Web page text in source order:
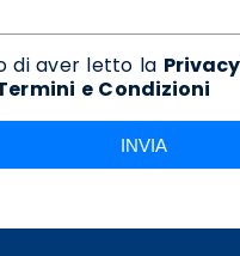
di aver letto la
e Condizioni
INVIA